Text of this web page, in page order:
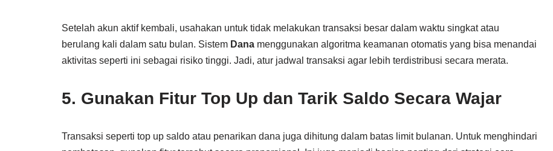
Setelah akun aktif kembali, usahakan untuk tidak melakukan transaksi besar dalam waktu singkat atau
berulang kali dalam satu bulan. Sistem Dana menggunakan algoritma keamanan otomatis yang bisa menandai
aktivitas seperti ini sebagai risiko tinggi. Jadi, atur jadwal transaksi agar lebih terdistribusi secara merata.
5. Gunakan Fitur Top Up dan Tarik Saldo Secara Wajar
Transaksi seperti top up saldo atau penarikan dana juga dihitung dalam batas limit bulanan. Untuk menghindari